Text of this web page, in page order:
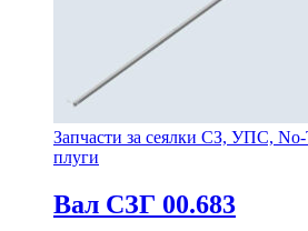
Запчасти за сеялки СЗ, УПС,
плуги
Вал СЗГ 00.683